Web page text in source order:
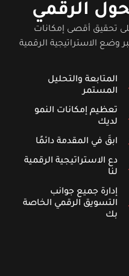
الرقمي
تحقيق أقصى إمكانات
وضع الاستراتيجية الرقمية
المتابعة والتحليل
المستمر
تعظيم إمكانات النمو
لديك
ابقَ في المقدمة دائمًا
دع الاستراتيجية الرقمية
لنا
إدارة جميع جوانب
التسويق الرقمي الخاصة
بك